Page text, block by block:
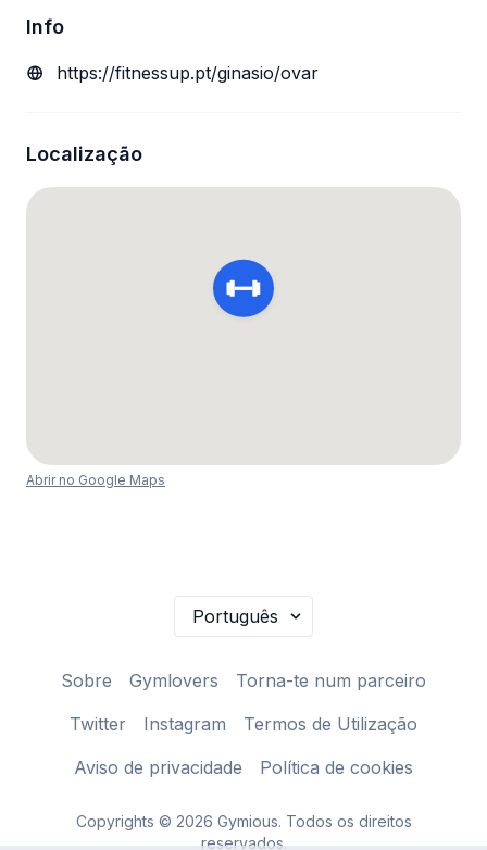
Info
https://fitnessup.pt/ginasio/ovar
Localização
Abrir no Google Maps
Sobre Gymlovers
Torna-te num parceiro
Twitter
Instagram
Termos de Utilização
Aviso de privacidade
Política de cookies
Copyrights © 2026 Gymious. Todos os direitos
reservados.